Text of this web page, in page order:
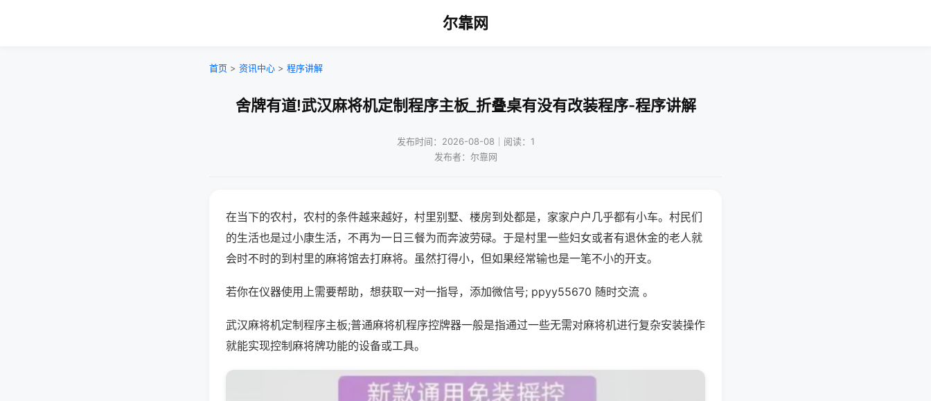
尔靠网
首页 > 资讯中心 > 程序讲解
舍牌有道!武汉麻将机定制程序主板_折叠桌有没有改装程序-程序讲解
发布时间：2026-08-08｜阅读：1
发布者：尔靠网
在当下的农村，农村的条件越来越好，村里别墅、楼房到处都是，家家户户几乎都有小车。村民们
的生活也是过小康生活，不再为一日三餐为而奔波劳碌。于是村里一些妇女或者有退休金的老人就
会时不时的到村里的麻将馆去打麻将。虽然打得小，但如果经常输也是一笔不小的开支。
若你在仪器使用上需要帮助，想获取一对一指导，添加微信号; ppyy55670 随时交流 。
武汉麻将机定制程序主板;普通麻将机程序控牌器一般是指通过一些无需对麻将机进行复杂安装操作
就能实现控制麻将牌功能的设备或工具。